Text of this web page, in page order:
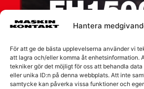
Hantera
För att ge de bästa upplevelserna använder vi
att lagra och/eller komma åt enhetsinformation.
tekniker gör det möjligt för oss att behandla
eller unika ID:n på denna webbplats. Att inte
samtycke kan påverka vissa funktioner och